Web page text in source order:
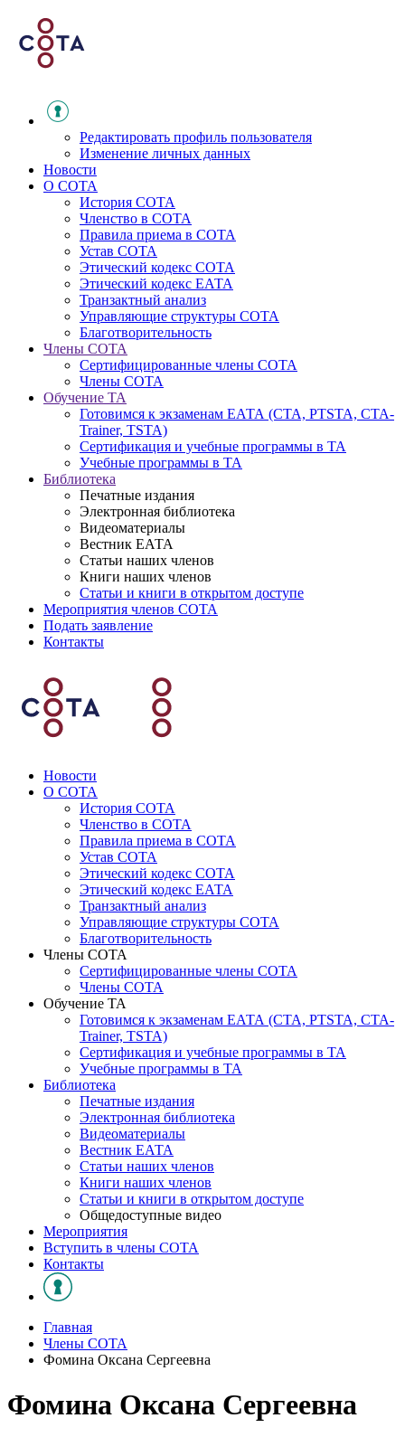
Редактировать профиль пользователя
Изменение личных данных
Новости
О СОТА
История СОТА
Членство в СОТА
Правила приема в СОТА
Устав СОТА
Этический кодекс СОТА
Этический кодекс ЕАТА
Транзактный анализ
Управляющие структуры СОТА
Благотворительность
Члены СОТА
Сертифицированные члены СОТА
Члены СОТА
Обучение ТА
Готовимся к экзаменам ЕАТА (СТА, PTSTA, СТА-
Trainer, TSTA)
Сертификация и учебные программы в ТА
Учебные программы в ТА
Библиотека
Печатные издания
Электронная библиотека
Видеоматериалы
Вестник ЕАТА
Статьи наших членов
Книги наших членов
Статьи и книги в открытом доступе
Мероприятия членов СОТА
Подать заявление
Контакты
Новости
О СОТА
История СОТА
Членство в СОТА
Правила приема в СОТА
Устав СОТА
Этический кодекс СОТА
Этический кодекс ЕАТА
Транзактный анализ
Управляющие структуры СОТА
Благотворительность
Члены СОТА
Сертифицированные члены СОТА
Члены СОТА
Обучение ТА
Готовимся к экзаменам ЕАТА (СТА, PTSTA, СТА-
Trainer, TSTA)
Сертификация и учебные программы в ТА
Учебные программы в ТА
Библиотека
Печатные издания
Электронная библиотека
Видеоматериалы
Вестник ЕАТА
Статьи наших членов
Книги наших членов
Статьи и книги в открытом доступе
Общедоступные видео
Мероприятия
Вступить в члены СОТА
Контакты
Главная
Члены СОТА
Фомина Оксана Сергеевна
Фомина Оксана Сергеевна